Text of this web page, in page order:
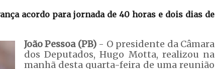
acordo para jornada de 40 horas e dois dias de
João Pessoa (PB)- O presidente da Câmara
dos Deputados, Hugo Motta, realizou na
manhã desta quarta-feira de uma reunião